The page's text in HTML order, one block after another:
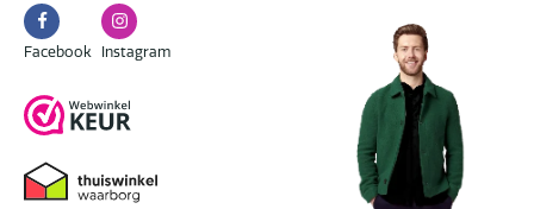
Facebook
Facebook
Instagram
Instagram